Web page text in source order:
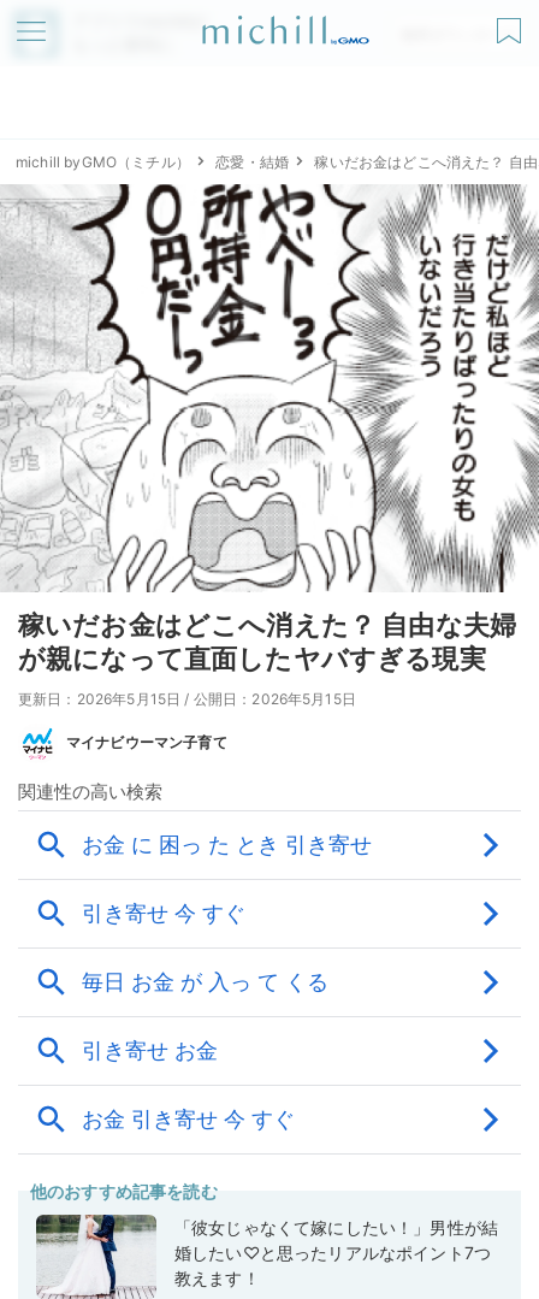
アプリでmichillが
無料ダウンロード
michill byGMO（ミチル） 恋愛・結婚 稼いだお金はどこへ消えた？ 自
稼いだお金はどこへ消えた？ 自由な夫婦
が親になって直面したヤバすぎる現実
更新日：2026年5月15日 / 公開日：2026年5月15日
マイナビウーマン子育て
他のおすすめ記事を読む
「彼女じゃなくて嫁にしたい！」男性が結
婚したい♡と思ったリアルなポイント7つ
教えます！